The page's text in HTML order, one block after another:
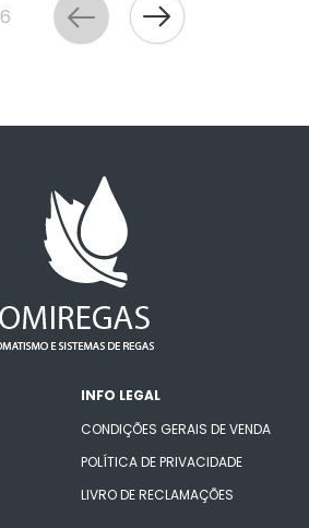
6
INFO LEGAL
CONDIÇÕES GERAIS DE VENDA
POLÍTICA DE PRIVACIDADE
LIVRO DE RECLAMAÇÕES